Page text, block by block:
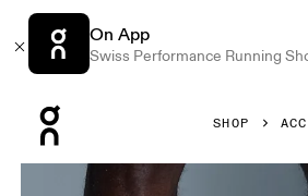
On App
Swiss Performance Running
SHOP
Bild 1 von 3 in der Produktgalerie